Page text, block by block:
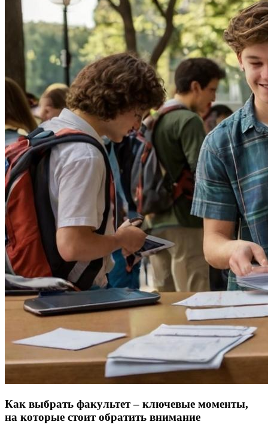
Как выбрать факультет – ключевые моменты,
на которые стоит обратить внимание